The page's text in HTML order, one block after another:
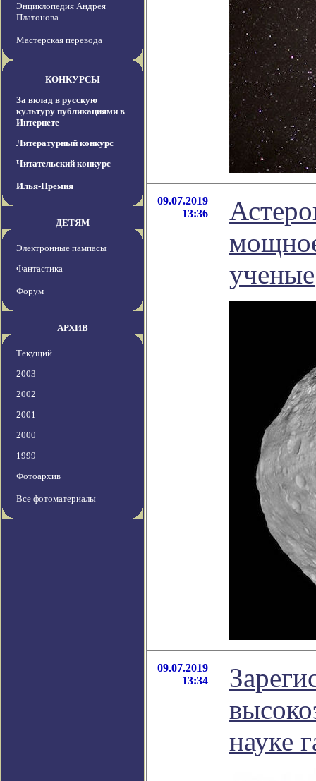
Энциклопедия Андрея
Платонова
Мастерская перевода
КОНКУРСЫ
За вклад в русскую
культуру публикациями в
Интернете
Литературный конкурс
Читательский конкурс
Илья-Премия
ДЕТЯМ
Электронные пампасы
Фантастика
Форум
АРХИВ
Текущий
2003
2002
2001
2000
1999
Фотоархив
Все фотоматериалы
09.07.2019
13:36
ученые
09.07.2019
13:34
науке